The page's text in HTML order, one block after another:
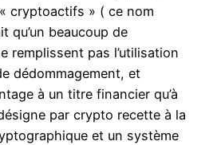
cryptoactifs » ( ce nom
qu’un beaucoup de
remplissent pas l’utilisation
dédommagement, et
à un titre financier qu’à
par crypto recette à la
et un système